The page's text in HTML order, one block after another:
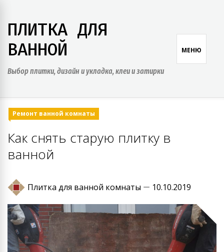
content
ПЛИТКА ДЛЯ
ВАННОЙ
Выбор плитки, дизайн и укладка, клеи и затирки
МЕНЮ
Ремонт ванной комнаты
Как снять старую плитку в
ванной
Плитка для ванной комнаты 10.10.2019